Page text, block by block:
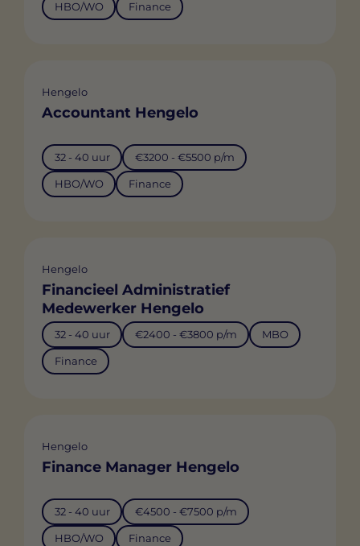
HBO/WO Finance
Hengelo
Accountant Hengelo
32 - 40 uur €3200 - €5500 p/m
HBO/WO Finance
Hengelo
Financieel Administratief
Medewerker Hengelo
32 - 40 uur €2400 - €3800 p/m MBO
Finance
Hengelo
Finance Manager Hengelo
32 - 40 uur €4500 - €7500 p/m
HBO/WO Finance